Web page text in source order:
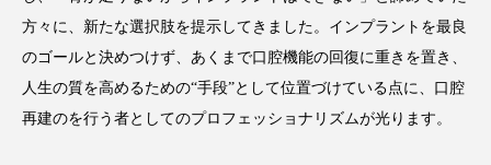
方々に、新たな選択肢を提示してきました。インプラントを最良
のゴールと決めつけず、あくまで口腔機能の回復に重きを置き、
人生の質を高めるための“手段”として位置づけている点に、口腔
再建のを行う者としてのプロフェッショナリズムが光ります。